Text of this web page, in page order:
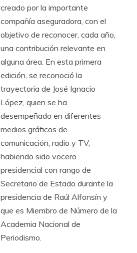
creado por la importante
compañía aseguradora, con el
objetivo de reconocer, cada año,
una contribución relevante en
alguna área. En esta primera
edición, se reconoció la
trayectoria de José Ignacio
López, quien se ha
desempeñado en diferentes
medios gráficos de
comunicación, radio y TV,
habiendo sido vocero
presidencial con rango de
Secretario de Estado durante la
presidencia de Raúl Alfonsín y
que es Miembro de Número de la
Academia Nacional de
Periodismo.